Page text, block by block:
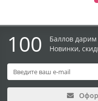
100
Баллов дарим
Новинки,